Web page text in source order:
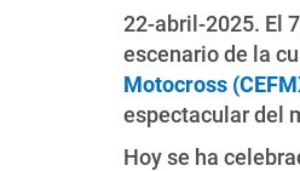
22-abril-2025. El
escenario de la
Motocross
espectacular del
Hoy se ha